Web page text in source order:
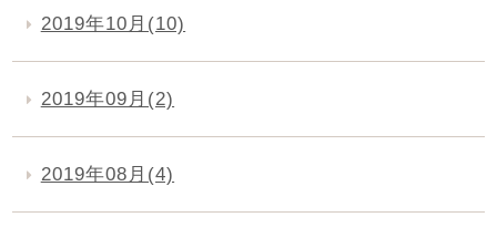
2019年10月(10)
2019年09月(2)
2019年08月(4)